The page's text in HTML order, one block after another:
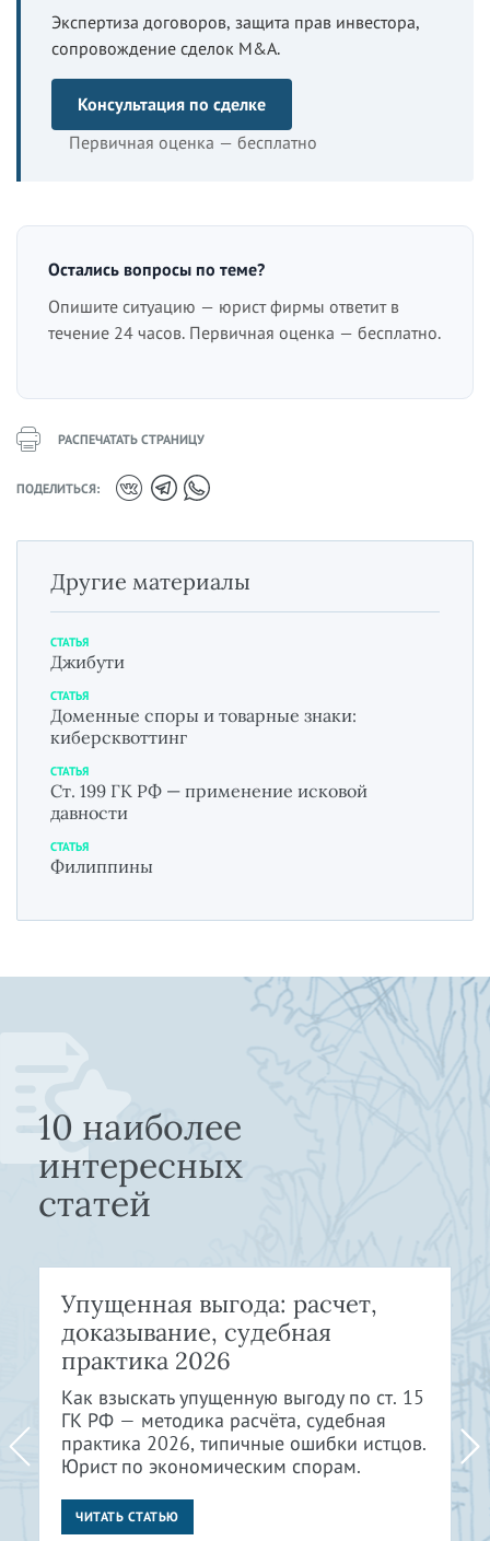
Экспертиза договоров, защита прав инвестора,
сопровождение сделок M&A.
Консультация по сделке
Первичная оценка — бесплатно
Остались вопросы по теме?
Опишите ситуацию — юрист фирмы ответит в
течение 24 часов. Первичная оценка — бесплатно.
РАСПЕЧАТАТЬ СТРАНИЦУ
ПОДЕЛИТЬСЯ:
Другие материалы
СТАТЬЯ
Джибути
СТАТЬЯ
Доменные споры и товарные знаки:
киберсквоттинг
СТАТЬЯ
Ст. 199 ГК РФ — применение исковой
давности
СТАТЬЯ
Филиппины
10 наиболее
интересных
статей
Упущенная выгода: расчет,
доказывание, судебная
практика 2026
Как взыскать упущенную выгоду по ст. 15
ГК РФ — методика расчёта, судебная
практика 2026, типичные ошибки истцов.
Юрист по экономическим спорам.
ЧИТАТЬ СТАТЬЮ